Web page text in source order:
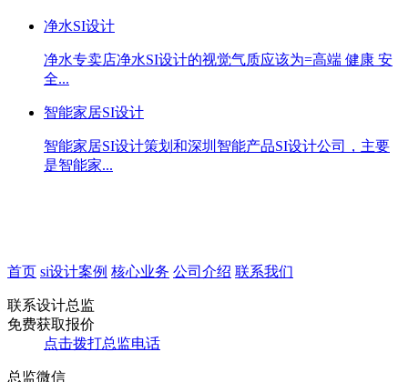
净水SI设计
净水专卖店净水SI设计的视觉气质应该为=高端 健康 安
全...
智能家居SI设计
智能家居SI设计策划和深圳智能产品SI设计公司，主要
是智能家...
首页 si设计案例 核心业务 公司介绍 联系我们
联系设计总监
免费获取报价
点击拨打总监电话
总监微信